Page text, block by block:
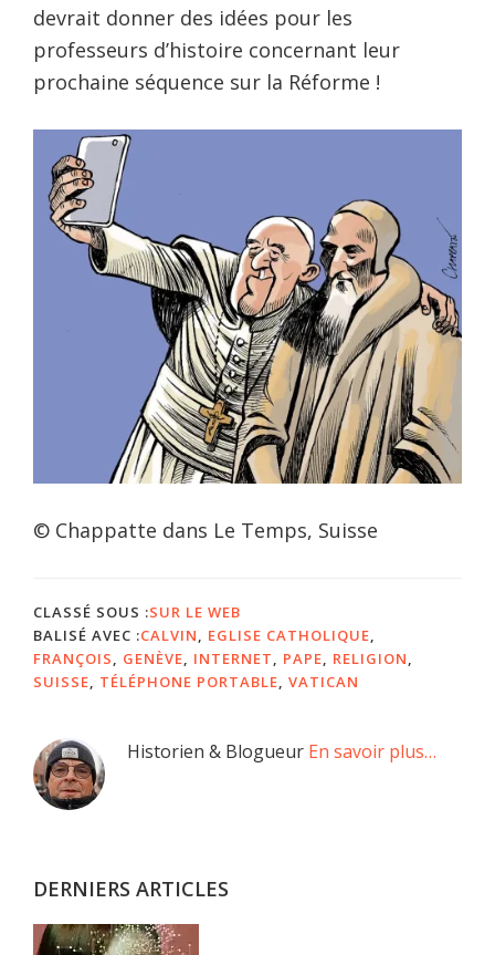
devrait donner des idées pour les
professeurs d’histoire concernant leur
prochaine séquence sur la Réforme !
© Chappatte dans Le Temps, Suisse
CLASSÉ SOUS :SUR LE WEB
BALISÉ AVEC :CALVIN, EGLISE CATHOLIQUE,
FRANÇOIS, GENÈVE, INTERNET, PAPE, RELIGION,
SUISSE, TÉLÉPHONE PORTABLE, VATICAN
Barre
latérale
Historien & Blogueur En savoir plus…
DERNIERS ARTICLES